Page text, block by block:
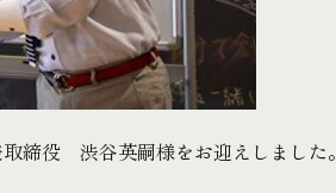
締役 渋谷英嗣様をお迎えしました。